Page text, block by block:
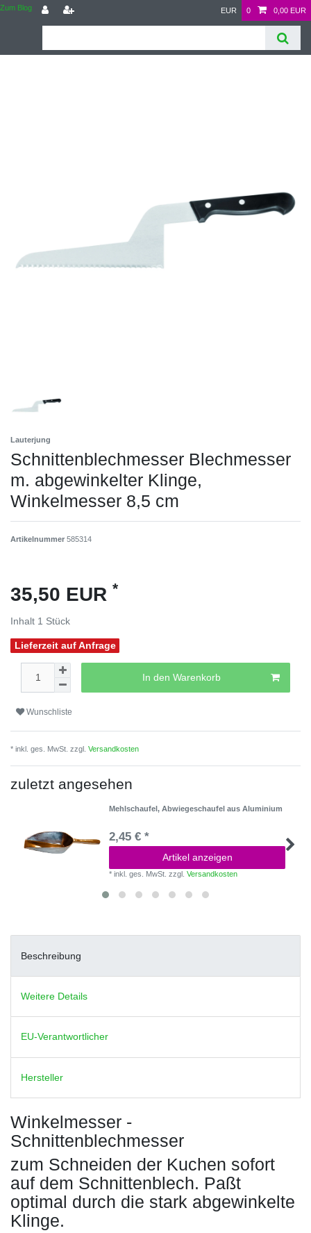
Zum Blog EUR 0 0,00 EUR
Lauterjung
Schnittenblechmesser Blechmesser
m. abgewinkelter Klinge,
Winkelmesser 8,5 cm
Artikelnummer 585314
35,50 EUR *
Inhalt 1 Stück
Lieferzeit auf Anfrage
In den Warenkorb
Wunschliste
* inkl. ges. MwSt. zzgl. Versandkosten
zuletzt angesehen
Mehlschaufel, Abwiegeschaufel aus Aluminium
2,45 € *
Artikel anzeigen
*inkl. ges. MwSt. zzgl.Versandkosten
Beschreibung
Weitere Details
EU-Verantwortlicher
Hersteller
Winkelmesser -
Schnittenblechmesser
zum Schneiden der Kuchen sofort
auf dem Schnittenblech. Paßt
optimal durch die stark abgewinkelte
Klinge.